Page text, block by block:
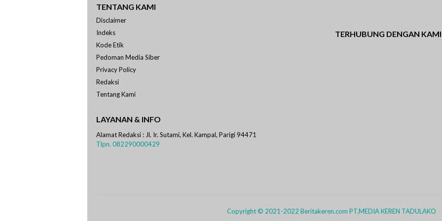
TENTANG KAMI
Disclaimer
Indeks
Kode Etik
Pedoman Media Siber
Privacy Policy
Redaksi
Tentang Kami
LAYANAN & INFO
Alamat Redaksi : Jl. Ir. Sutami, Kel. Kampal, Parigi 94471
Tlpn. 082290000429
TERHUBUNG DENGAN KAMI
Copyright © 2021-2022 Beritakeren.com PT.MEDIA KEREN TADULAKO